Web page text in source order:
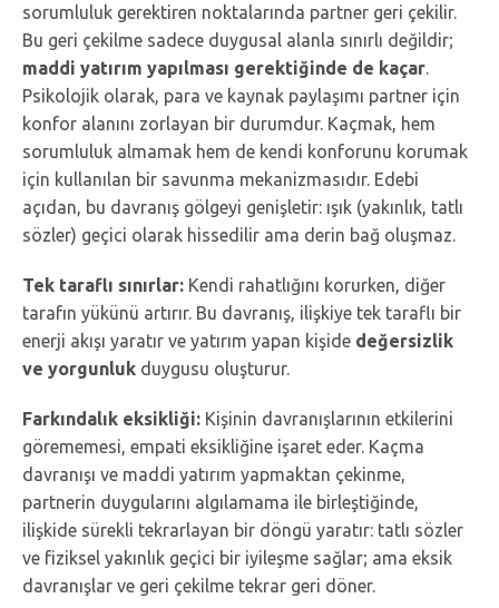
sorumluluk gerektiren noktalarında partner geri çekilir.
Bu geri çekilme sadece duygusal alanla sınırlı değildir;
maddi yatırım yapılması gerektiğinde de kaçar.
Psikolojik olarak, para ve kaynak paylaşımı partner için
konfor alanını zorlayan bir durumdur. Kaçmak, hem
sorumluluk almamak hem de kendi konforunu korumak
için kullanılan bir savunma mekanizmasıdır. Edebi
açıdan, bu davranış gölgeyi genişletir: ışık (yakınlık, tatlı
sözler) geçici olarak hissedilir ama derin bağ oluşmaz.
Tek taraflı sınırlar: Kendi rahatlığını korurken, diğer
tarafın yükünü artırır. Bu davranış, ilişkiye tek taraflı bir
enerji akışı yaratır ve yatırım yapan kişide değersizlik
ve yorgunluk duygusu oluşturur.
Farkındalık eksikliği: Kişinin davranışlarının etkilerini
görememesi, empati eksikliğine işaret eder. Kaçma
davranışı ve maddi yatırım yapmaktan çekinme,
partnerin duygularını algılamama ile birleştiğinde,
ilişkide sürekli tekrarlayan bir döngü yaratır: tatlı sözler
ve fiziksel yakınlık geçici bir iyileşme sağlar; ama eksik
davranışlar ve geri çekilme tekrar geri döner.